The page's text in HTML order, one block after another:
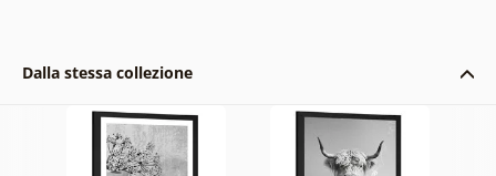
Dalla stessa collezione